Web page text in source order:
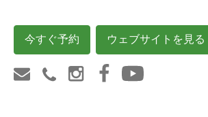
今すぐ予約 ウェブサイトを見る